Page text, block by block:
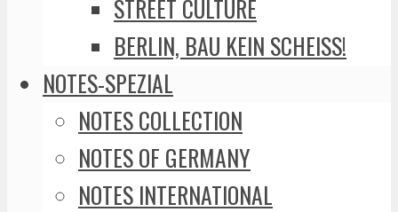
STREET CULTURE
BERLIN, BAU KEIN SCHEISS!
NOTES-SPEZIAL
NOTES COLLECTION
NOTES OF GERMANY
NOTES INTERNATIONAL